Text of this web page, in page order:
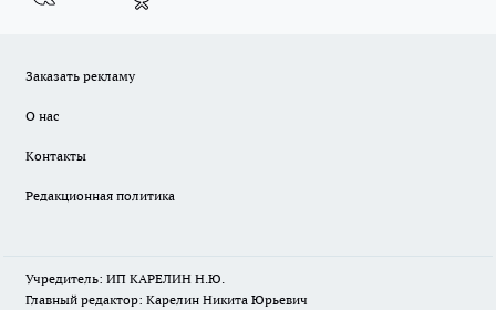
Заказать рекламу
О нас
Контакты
Редакционная политика
Учредитель: ИП КАРЕЛИН Н.Ю.
Главный редактор: Карелин Никита Юрьевич